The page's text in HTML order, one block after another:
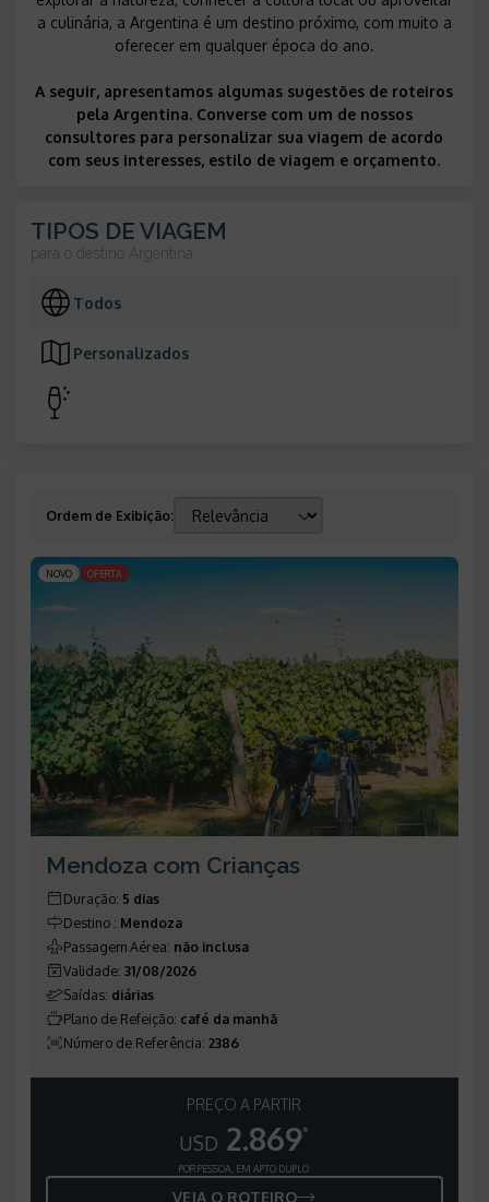
a culinária, a Argentina é um destino próximo, com muito a
oferecer em qualquer época do ano.
A seguir, apresentamos algumas sugestões de roteiros
pela Argentina. Converse com um de nossos
consultores para personalizar sua viagem de acordo
com seus interesses, estilo de viagem e orçamento.
TIPOS DE VIAGEM
para o destino Argentina
Todos
Personalizados
Ordem de Exibição:
NOVO OFERTA
Mendoza com Crianças
Duração: 5 dias
Destino : Mendoza
Passagem Aérea: não inclusa
Validade: 31/08/2026
Saídas: diárias
Plano de Refeição: café da manhã
Número de Referência: 2386
PREÇO A PARTIR
USD 2.869*
POR PESSOA, EM APTO DUPLO
VEJA O ROTEIRO